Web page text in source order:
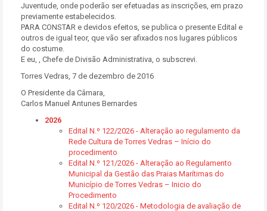
Juventude, onde poderão ser efetuadas as inscrições, em prazo
previamente estabelecidos.
PARA CONSTAR e devidos efeitos, se publica o presente Edital e
outros de igual teor, que vão ser afixados nos lugares públicos
do costume.
E eu, , Chefe de Divisão Administrativa, o subscrevi.
Torres Vedras, 7 de dezembro de 2016
O Presidente da Câmara,
Carlos Manuel Antunes Bernardes
2026
Edital N.º 122/2026 - Alteração ao regulamento da
Rede Cultura de Torres Vedras – Início do
procedimento
Edital N.º 121/2026 - Alteração ao Regulamento
Municipal da Gestão das Praias Marítimas do
Município de Torres Vedras – Inicio do
Procedimento
Edital N.º 120/2026 - Metodologia de avaliação de